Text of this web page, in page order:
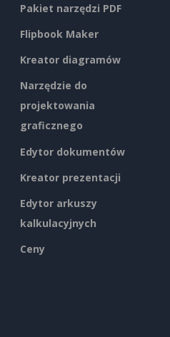
Pakiet narzędzi PDF
Flipbook Maker
Kreator diagramów
Narzędzie do
projektowania
graficznego
Edytor dokumentów
Kreator prezentacji
Edytor arkuszy
kalkulacyjnych
Ceny